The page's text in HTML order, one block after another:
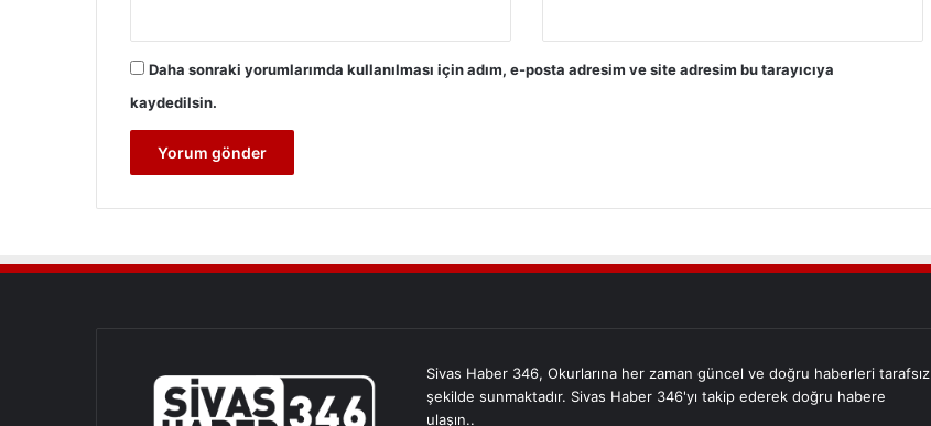
Daha sonraki yorumlarımda kullanılması için adım, e-posta adresim ve site adresim bu tarayıcıya
kaydedilsin.
Sivas Haber 346, Okurlarına her zaman güncel ve doğru haberleri tarafsız
şekilde sunmaktadır. Sivas Haber 346'yı takip ederek doğru habere
ulaşın..